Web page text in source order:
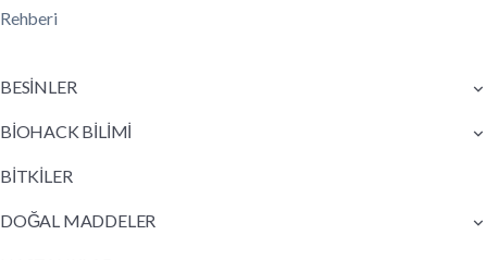
Rehberi
BESİNLER
BİOHACK BİLİMİ
BİTKİLER
DOĞAL MADDELER